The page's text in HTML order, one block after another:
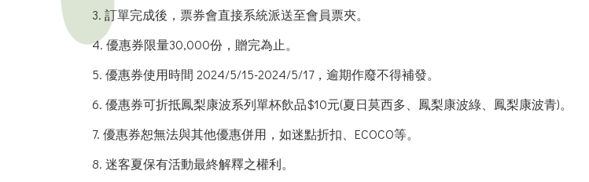
3. 訂單完成後，票券會直接系統派送至會員票夾。
4. 優惠券限量30,000份，贈完為止。
5. 優惠券使用時間 2024/5/15-2024/5/17，逾期作廢不得補發。
6. 優惠券可折抵鳳梨康波系列單杯飲品$10元(夏日莫西多、鳳梨康波綠、鳳梨康波青)。
7. 優惠券恕無法與其他優惠併用，如迷點折扣、ECOCO等。
8. 迷客夏保有活動最終解釋之權利。